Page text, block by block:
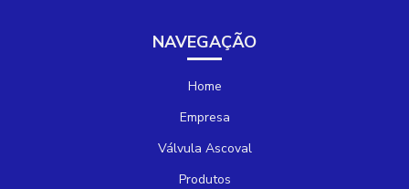
NAVEGAÇÃO
Home
Empresa
Válvula Ascoval
Produtos